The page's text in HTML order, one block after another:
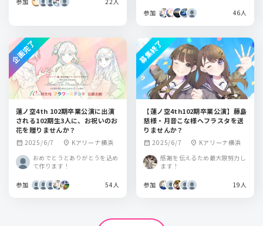
参加 46人
蓮ノ空4th 102期卒業公演に出演
される102期生3人に、お祝いのお
花を贈りませんか？
calendar_month 2025/6/7 location_on Kアリーナ横浜
おめでとうとありがとうを込め
て作ります！
参加 54人
企画完了
【蓮ノ空4th102期卒業公演】藤島
慈様・月音こな様へフラスタを送
りませんか？
calendar_month 2025/6/7 location_on Kアリーナ横浜
感謝を伝えるため最大限努力し
ます！
参加 19人
募集終了